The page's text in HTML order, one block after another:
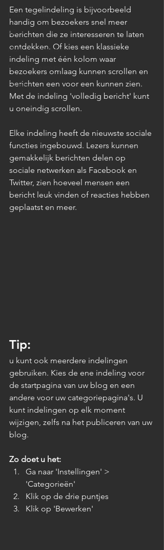
Internet Streaming
4G
Multi Destination
Cloud Streaming
Events
Een tegelindeling is bijvoorbeeld
handig om bezoekers snel meer
berichten die ze interesseren te laten
ontdekken. Of kies een klassieke
indeling met één kolom waar
bezoekers omlaag kunnen scrollen en
berichten een voor een kunnen zien.
Met de indeling 'volledig bericht' kunt
u oneindig scrollen.
Elke indeling heeft de nieuwste sociale
functies ingebouwd. Lezers kunnen
gemakkelijk berichten delen op
sociale netwerken als Facebook en
Twitter, zien hoeveel mensen een
bericht leuk vinden of reacties hebben
geplaatst en meer.
Tip:
u kunt ook meerdere indelingen
gebruiken. Kies de ene indeling voor
de startpagina van uw blog en een
andere voor uw categoriepagina's. U
kunt indelingen op elk moment
wijzigen, zelfs na het publiceren van uw
blog.
Zo doet u het:
Ga naar 'Instellingen' >
'Categorieën'
Klik op de drie puntjes
Klik op 'Bewerken'